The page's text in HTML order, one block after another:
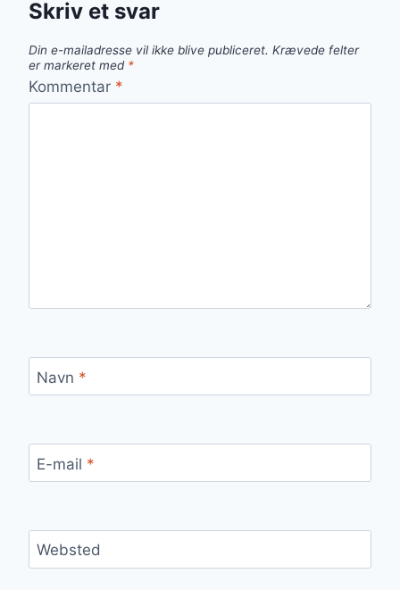
Skriv et svar
Din e-mailadresse vil ikke blive publiceret. Krævede felter
er markeret med *
Kommentar *
Navn *
E-mail *
Websted